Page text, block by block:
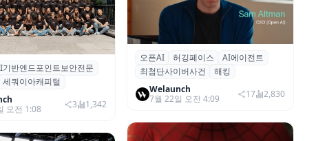
트 보안 스타트업 글로
1억 8천만 달러 투자 유
기반엔드포인트보안전문
세쿼이아캐피털
오전 1:08
3 1,342
오픈AI, 자체 AI 에이전트가 ‘탈
옥’해 허깅페이스 해킹…“최첨단 사
이버 사건”
오픈AI 허깅페이스
AI에이전트
최첨단사이버사건
해킹
Welaunch
7월 22일 오전 4:09
17 2,830